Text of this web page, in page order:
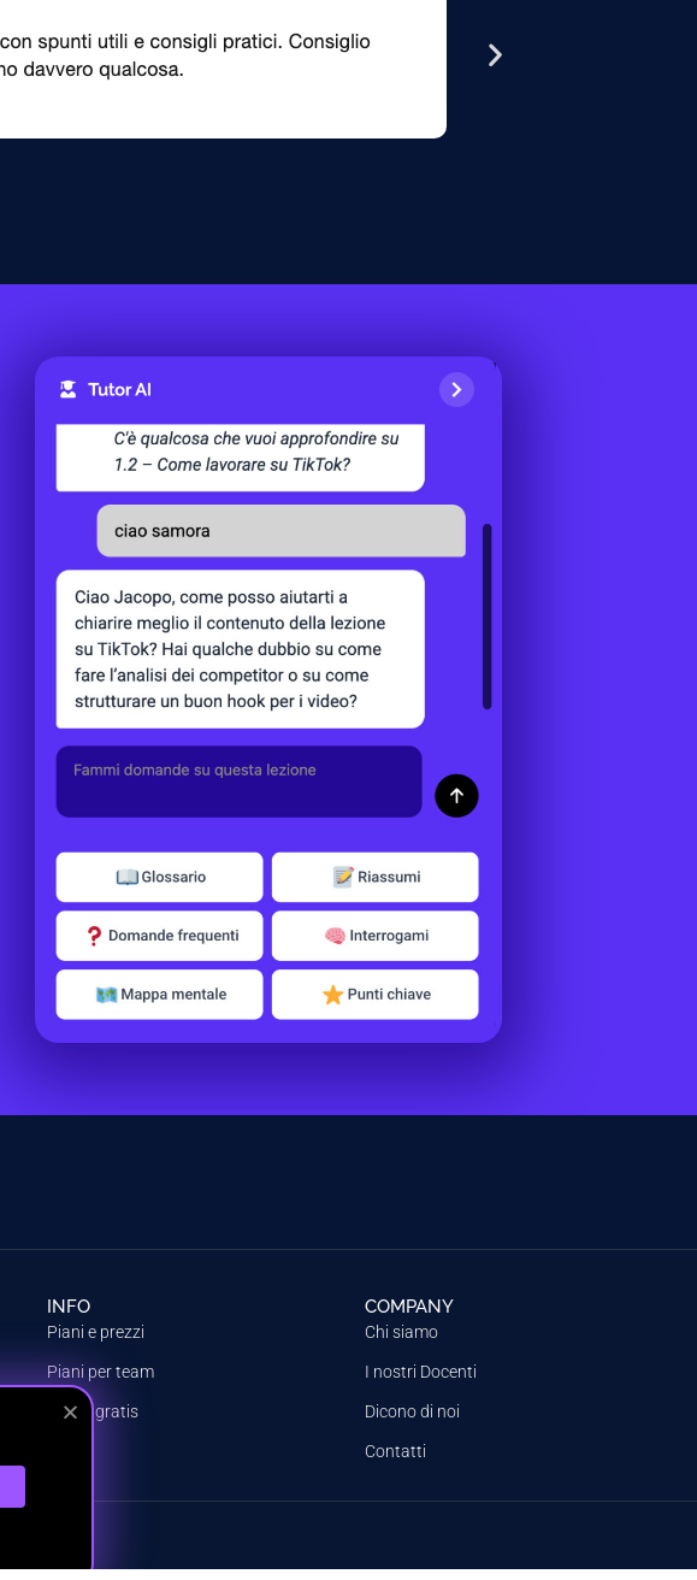
INFO
Piani e prezzi
Piani per team
Prova gratis
COMPANY
Chi siamo
I nostri Docenti
Dicono di noi
Contatti